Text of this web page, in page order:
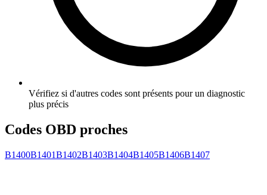
Vérifiez si d'autres codes sont présents pour un diagnostic
plus précis
Codes OBD proches
B1400B1401B1402B1403B1404B1405B1406B1407